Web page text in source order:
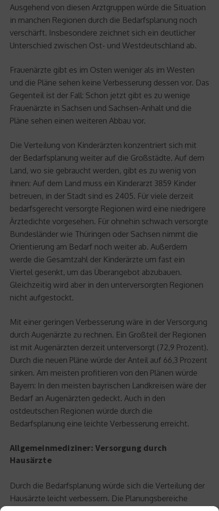
Ausgehend von diesen Arztgruppen würde die Situation
in manchen Regionen durch die Bedarfsplanung noch
verschärft. Insbesondere zeichnet sich ein deutlicher
Unterschied zwischen Ost- und Westdeutschland ab.
Frauenärzte gibt es im Osten weniger als im Westen
und die Pläne sehen keine Verbesserung dessen vor. Das
Gegenteil ist der Fall: Schon jetzt gibt es zu wenige
Frauenärzte in Sachsen und Sachsen-Anhalt und die
Pläne sehen einen weiteren Abbau vor.
Die Verteilung von Kinderärzten konzentriert sich mit
der Bedarfsplanung weiter auf die Großstädte. Auf dem
Land, wo sie gebraucht werden, gibt es zu wenig von
ihnen: Auf dem Land muss ein Kinderarzt 3859 Kinder
betreuen, in der Stadt sind es 2405. Für viele derzeit
bedarfsgerecht versorgte Regionen wird eine niedrigere
Ärztedichte vorgesehen. Für ohnehin schwach versorgte
Bundesländer wie Thüringen oder Sachsen nimmt die
Orientierung am Bedarf noch weiter ab. Außerdem
werde die Gesamtzahl der Kinderärzte um fast ein
Viertel gesenkt, um das Überangebot abzubauen.
Gleichzeitig wird aber in den unterversorgten Regionen
nicht aufgestockt.
Mit einer geringen Verbesserung wäre in der Versorgung
durch Augenärzte zu rechnen. Ein Großteil der Regionen
ist mit Augenärzten derzeit unterversorgt (72,9 Prozent).
Durch die neuen Pläne würde der Anteil auf 66,3 Prozent
sinken. Am meisten profitieren von den Plänen würde
Bayern: In den meisten bayrischen Landkreisen wäre der
Bedarf an Augenärzten gedeckt. Auch in den
ostdeutschen Regionen würde durch die
Bedarfsplanung eine leichte Verbesserung erreicht.
Allgemeinmediziner: Versorgung durch
Hausärzte
Durch die Bedarfsplanung würde sich die Verteilung der
Hausärzte leicht verbessern. Die Planungsbereiche